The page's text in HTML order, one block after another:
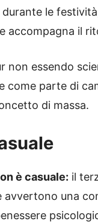
le
accompagna il
non essendo
come parte di
di massa.
è casuale: il
avvertono una